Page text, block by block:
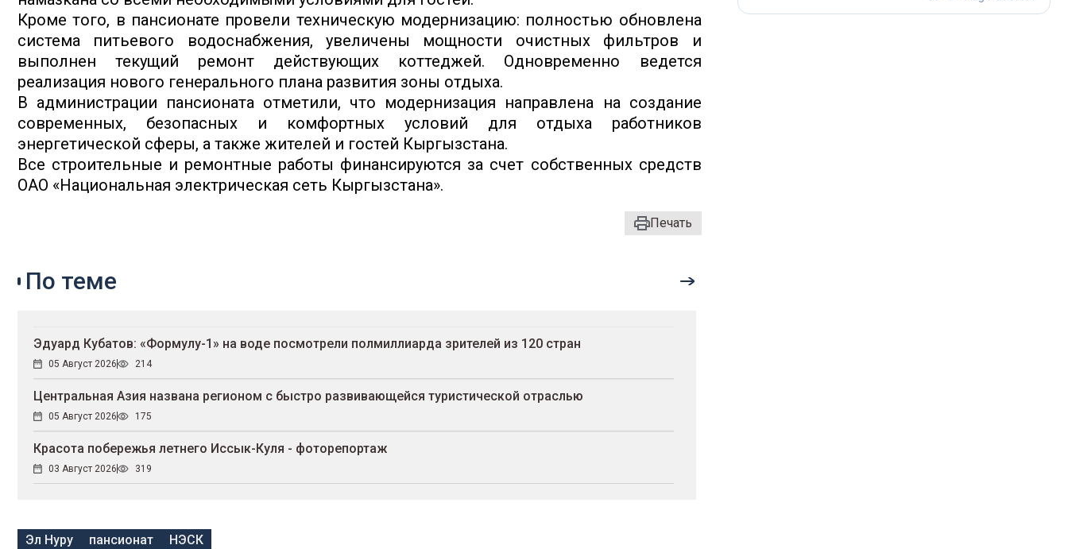
Кроме того, в пансионате провели техническую модернизацию: полностью обновлена
система питьевого водоснабжения, увеличены мощности очистных фильтров и
выполнен текущий ремонт действующих коттеджей. Одновременно ведется
реализация нового генерального плана развития зоны отдыха.
В администрации пансионата отметили, что модернизация направлена на создание
современных, безопасных и комфортных условий для отдыха работников
энергетической сферы, а также жителей и гостей Кыргызстана.
Все строительные и ремонтные работы финансируются за счет собственных средств
ОАО «Национальная электрическая сеть Кыргызстана».
Печать
По теме
Эдуард Кубатов: «Формулу-1» на воде посмотрели полмиллиарда зрителей из 120 стран
05 Август 2026 214
Центральная Азия названа регионом с быстро развивающейся туристической отраслью
05 Август 2026 175
Красота побережья летнего Иссык-Куля - фоторепортаж
03 Август 2026 319
Эл Нуру пансионат НЭСК